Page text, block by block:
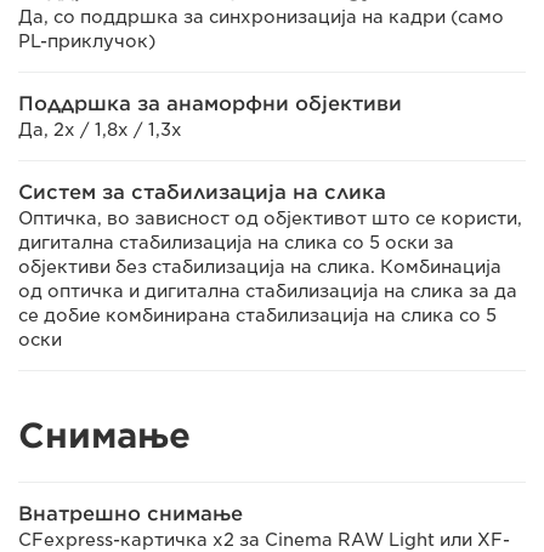
Да, со поддршка за синхронизација на кадри (само
PL-приклучок)
Поддршка за анаморфни објективи
Да, 2x / 1,8x / 1,3x
Систем за стабилизација на слика
Оптичка, во зависност од објективот што се користи,
дигитална стабилизација на слика со 5 оски за
објективи без стабилизација на слика. Комбинација
од оптичка и дигитална стабилизација на слика за да
се добие комбинирана стабилизација на слика со 5
оски
Снимање
Внатрешно снимање
CFexpress-картичка x2 за Cinema RAW Light или XF-